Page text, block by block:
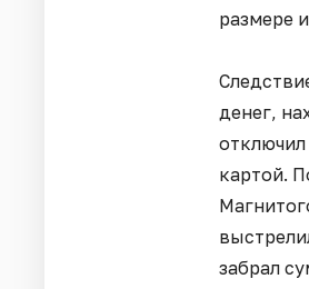
размере
денег,
картой.
забрал